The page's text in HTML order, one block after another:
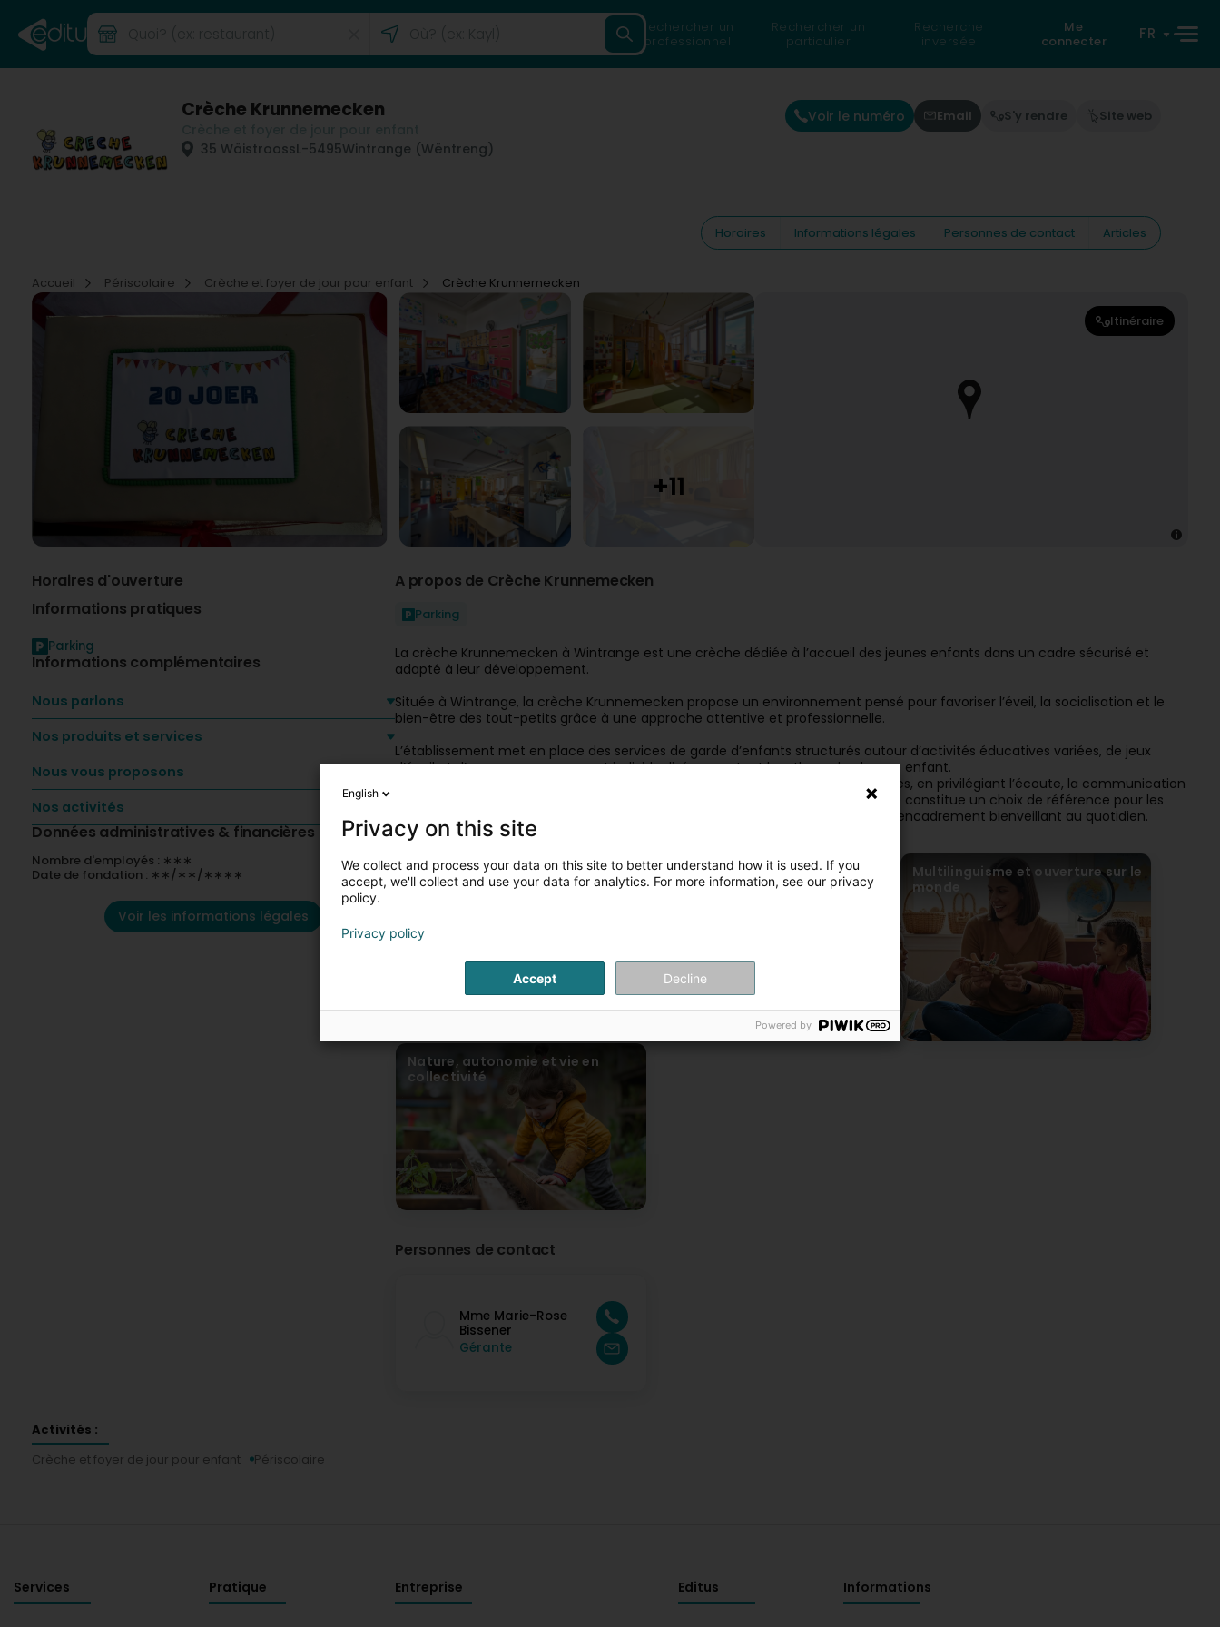
Rechercher un
professionnel
Rechercher un
particulier
Recherche
inversée
Me
connecter
FR
Crèche Krunnemecken
35 WäistroossL-5495Wintrange (Wëntreng)
Voir le numéro Email S'y rendre Site web
Horaires Informations légales Personnes de contact Articles
Accueil Périscolaire Crèche et foyer de jour pour enfant Crèche Krunnemecken
Itinéraire
Horaires d'ouverture
Informations pratiques
Parking
Informations complémentaires
Nous parlons
Nos produits et services
Nous vous proposons
Nos activités
Données administratives & financières
Nombre d'employés : ∗∗∗
Date de fondation : ∗∗/∗∗/∗∗∗∗
Voir les informations légales
A propos de Crèche Krunnemecken
Parking
La crèche Krunnemecken à Wintrange est une crèche dédiée à l’accueil des jeunes enfants dans un cadre sécurisé et
adapté à leur développement.
Située à Wintrange, la crèche Krunnemecken propose un environnement pensé pour favoriser l’éveil, la socialisation et le
bien-être des tout-petits grâce à une approche attentive et professionnelle.
L’établissement met en place des services de garde d’enfants structurés autour d’activités éducatives variées, de jeux
d’éveil et d’un accompagnement individualisé respectant le rythme de chaque enfant.
L’équipe veille à offrir des solutions de qualité répondant aux besoins des familles, en privilégiant l’écoute, la communication
et la confiance. Grâce à son savoir-faire, la crèche Krunnemecken à Wintrange constitue un choix de référence pour les
parents recherchant une garde d’enfants fiable, un accueil personnalisé et un encadrement bienveillant au quotidien.
Nos articles
un accueil familial et sécurisant
pour chaque enfant
Des activités éducatives
Multilinguisme et ouverture sur le
monde
Nature, autonomie et vie en
collectivité
Personnes de contact
Mme Marie-Rose
Bissener
Gérante
Activités :
Crèche et foyer de jour pour enfant
Périscolaire
Services Pratique Entreprise Editus Informations
English
Privacy on this site
We collect and process your data on this site to better understand how it is used. If you
accept, we'll collect and use your data for analytics. For more information, see our privacy
policy.
Privacy policy
Accept Decline
Powered by